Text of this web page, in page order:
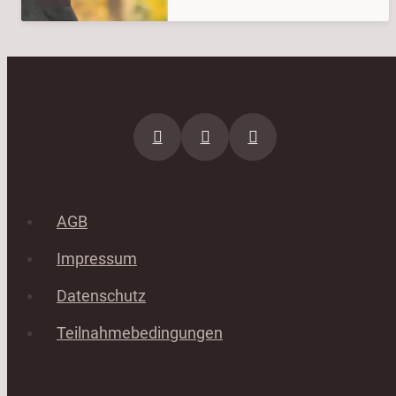
AGB
Impressum
Datenschutz
Teilnahmebedingungen